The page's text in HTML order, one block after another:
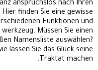
anspruchslos nach Ihren
finden Sie eine gewisse
Funktionen und
Müssen Sie einen
Namensliste auswählen?
lassen Sie das Glück seine
Traktat machen.